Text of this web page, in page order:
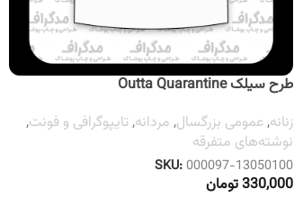
طرح سیلک Outta Quarantine
زنانه,عمومی بزرگسال, مردانه,تایپوگرافی و فونت,
نوشته‌های متفرقه
SKU:000097-13050100
330,000تومان